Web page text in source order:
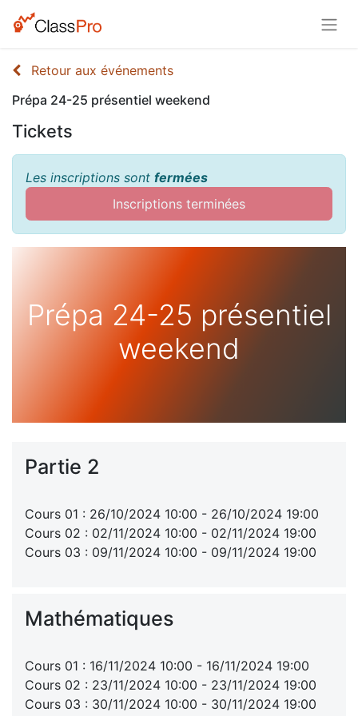
Retour aux événements
Prépa 24-25 présentiel weekend
Tickets
Les inscriptions sont fermées
Inscriptions terminées
Prépa 24-25 présentiel
weekend
Partie 2
Cours 01 : 26/10/2024 10:00 - 26/10/2024 19:00
Cours 02 : 02/11/2024 10:00 - 02/11/2024 19:00
Cours 03 : 09/11/2024 10:00 - 09/11/2024 19:00
Mathématiques
Cours 01 : 16/11/2024 10:00 - 16/11/2024 19:00
Cours 02 : 23/11/2024 10:00 - 23/11/2024 19:00
Cours 03 : 30/11/2024 10:00 - 30/11/2024 19:00